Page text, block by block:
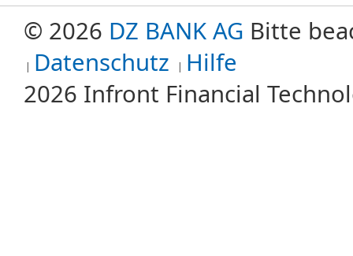
© 2026 DZ BANK AG Bitte
Datenschutz Hilfe
2026 Infront Financial